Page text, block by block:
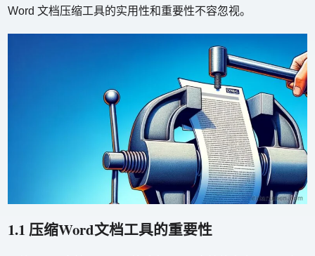
Word 文档压缩工具的实用性和重要性不容忽视。
1.1 压缩Word文档工具的重要性